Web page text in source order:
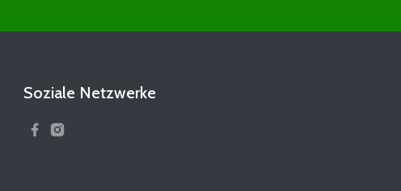
Soziale Netzwerke